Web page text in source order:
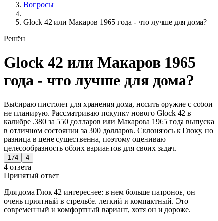
Вопросы
Glock 42 или Макаров 1965 года - что лучше для дома?
Решён
Glock 42 или Макаров 1965
года - что лучше для дома?
Выбираю пистолет для хранения дома, носить оружие с собой
не планирую. Рассматриваю покупку нового Glock 42 в
калибре .380 за 550 долларов или Макарова 1965 года выпуска
в отличном состоянии за 300 долларов. Склоняюсь к Глоку, но
разница в цене существенна, поэтому оцениваю
целесообразность обоих вариантов для своих задач.
174 4
4 ответа
Принятый ответ
Для дома Глок 42 интереснее: в нем больше патронов, он
очень приятный в стрельбе, легкий и компактный. Это
современный и комфортный вариант, хотя он и дороже.